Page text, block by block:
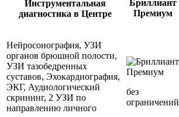
Инструментальная
диагностика в Центре
Премиум
Нейросонография, УЗИ
органов брюшной полости,
УЗИ тазобедренных
суставов, Эхокардиография,
ЭКГ, Аудиологический
скрининг, 2 УЗИ по
направлению личного
Премиум
без
ограничений